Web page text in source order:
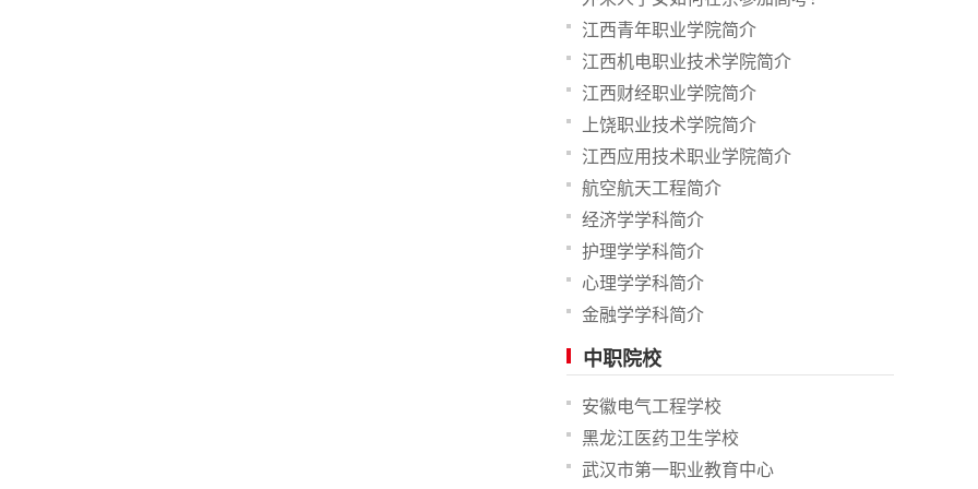
江西青年职业学院简介
江西机电职业技术学院简介
江西财经职业学院简介
上饶职业技术学院简介
江西应用技术职业学院简介
航空航天工程简介
经济学学科简介
护理学学科简介
心理学学科简介
金融学学科简介
中职院校
安徽电气工程学校
黑龙江医药卫生学校
武汉市第一职业教育中心